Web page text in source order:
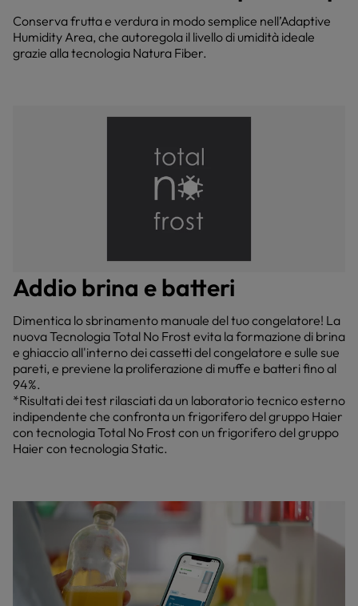
Conserva frutta e verdura in modo semplice nell’Adaptive
Humidity Area, che autoregola il livello di umidità ideale
grazie alla tecnologia Natura Fiber.
Addio brina e batteri
Dimentica lo sbrinamento manuale del tuo congelatore! La
nuova Tecnologia Total No Frost evita la formazione di brina
e ghiaccio all'interno dei cassetti del congelatore e sulle sue
pareti, e previene la proliferazione di muffe e batteri fino al
94%.
*Risultati dei test rilasciati da un laboratorio tecnico esterno
indipendente che confronta un frigorifero del gruppo Haier
con tecnologia Total No Frost con un frigorifero del gruppo
Haier con tecnologia Static.